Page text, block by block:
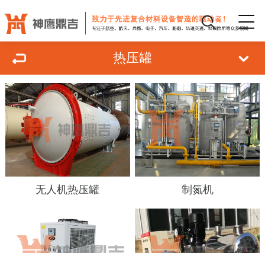
热压罐
无人机热压罐 制氮机